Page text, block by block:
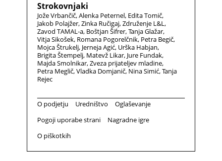
Strokovnjaki
Jože Vrbančič Alenka Peternel Edita Tomič
Jakob Polajžer Zinka Ručigaj Združenje L&L
Zavod TAMAL-a Boštjan Šifrer Tanja Glažar
Vitja Sikošek Romana Pogorelčnik Petra Begič
Mojca Štrukelj Jerneja Agić Urška Habjan
Brigita Štempelj Matevž Likar Jure Fundak
Majda Smolnikar Zveza prijateljev mladine
Petra Meglič Vladka Domjanič Nina Simić Tanja
Rejec
O podjetju Uredništvo
Oglaševanje
Pogoji uporabe strani
Nagradne igre
O piškotkih